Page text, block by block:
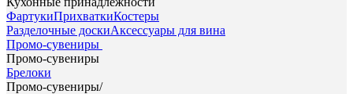
ФартукиПрихваткиКостеры
Разделочные доскиАксессуары для вина
Промо-сувениры
Промо-сувениры
Брелоки
Промо-сувениры/